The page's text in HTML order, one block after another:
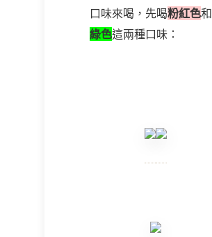
口味來喝，先喝粉紅色和
綠色這兩種口味：